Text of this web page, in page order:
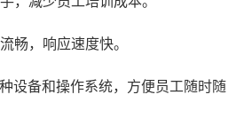
畅，响应速度快。
设备和操作系统，方便员工随时随